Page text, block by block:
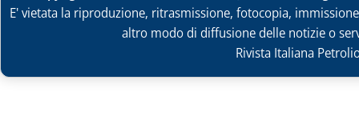
E' vietata la riproduzione, ritrasmissione, fotocopia,
altro modo di diffusione delle notizie o
Rivista Italiana